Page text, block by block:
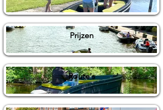
Prijzen
Route's